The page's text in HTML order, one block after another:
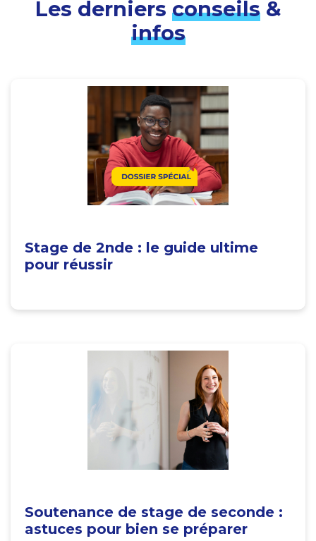
Les derniers conseils&
infos
Stage de 2nde : le guide ultime
pour réussir
Soutenance de stage de seconde :
astuces pour bien se préparer